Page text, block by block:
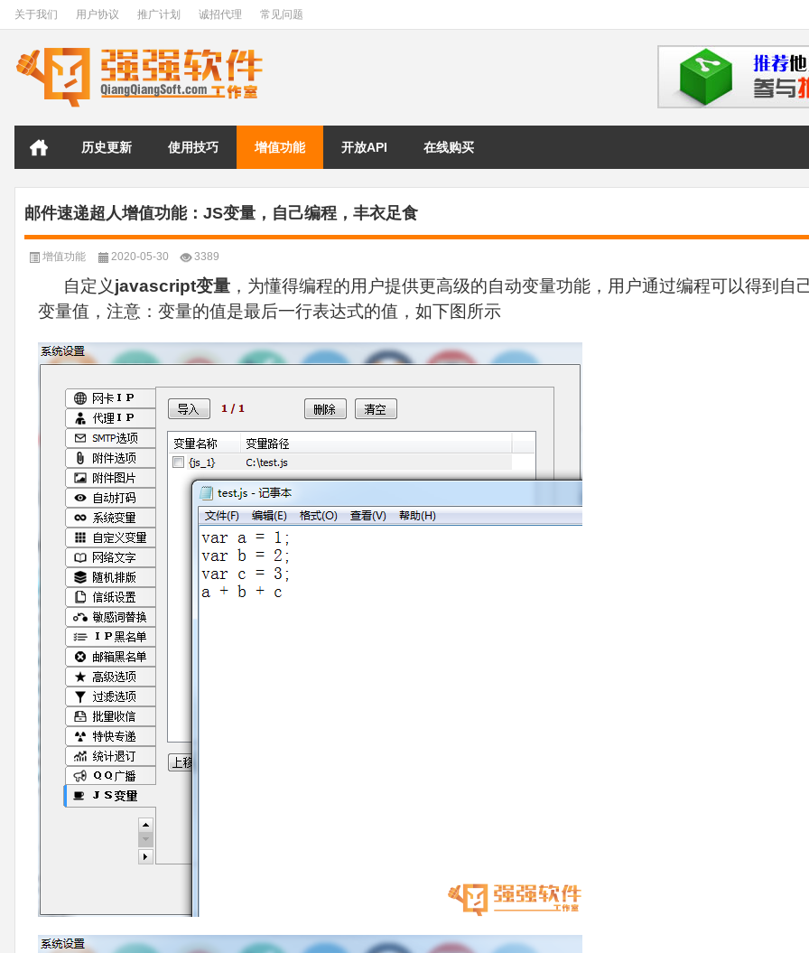
关于我们 用户协议 推广计划 诚招代理 常见问题
历史更新 使用技巧 增值功能 开放API 在线购买
邮件速递超人增值功能：JS变量，自己编程，丰衣足食
增值功能 2020-05-30 3389
自定义javascript变量 ，为懂得编程的用户提供更高级的自动变量功能，用户通过编程可以得到自
变量值，注意：变量的值是最后一行表达式的值，如下图所示